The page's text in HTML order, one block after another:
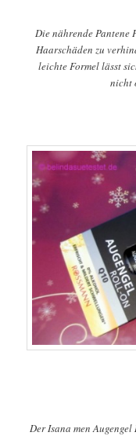
Die nährende Pantene
Haarschäden zu
leichte Formel lässt
nicht
Der Isana men